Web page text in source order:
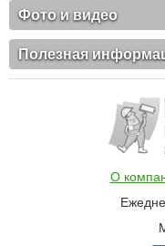
Фото и видео
Полезная
О